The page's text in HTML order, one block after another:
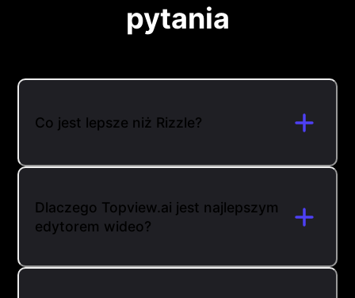
pytania
Co jest lepsze niż Rizzle?
Dlaczego Topview.ai jest najlepszym
edytorem wideo?